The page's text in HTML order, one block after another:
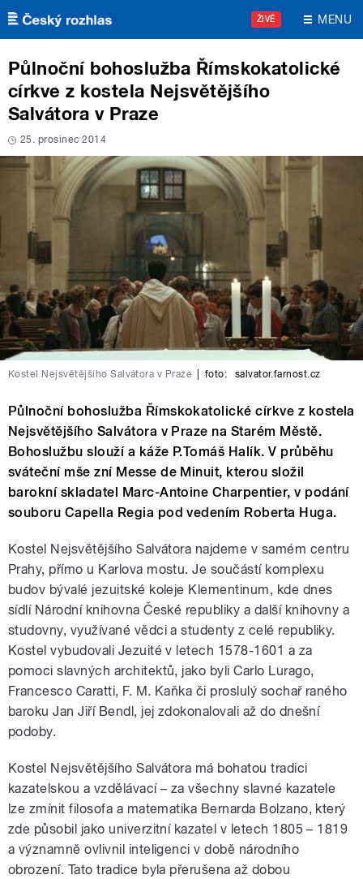
Přejít k hlavnímu obsahu
ŽIVĚ MENU
Půlnoční bohoslužba Římskokatolické
církve z kostela Nejsvětějšího
Salvátora v Praze
25. prosinec 2014
Kostel Nejsvětějšího Salvátora v Praze foto: salvator.farnost.cz
Půlnoční bohoslužba Římskokatolické církve z kostela
Nejsvětějšího Salvátora v Praze na Starém Městě.
Bohoslužbu slouží a káže P.Tomáš Halík. V průběhu
sváteční mše zní Messe de Minuit, kterou složil
barokní skladatel Marc-Antoine Charpentier, v podání
souboru Capella Regia pod vedením Roberta Huga.
Kostel Nejsvětějšího Salvátora najdeme v samém centru
Prahy, přímo u Karlova mostu. Je součástí komplexu
budov bývalé jezuitské koleje Klementinum, kde dnes
sídlí Národní knihovna České republiky a další knihovny a
studovny, využívané vědci a studenty z celé republiky.
Kostel vybudovali Jezuité v letech 1578-1601 a za
pomoci slavných architektů, jako byli Carlo Lurago,
Francesco Caratti, F. M. Kaňka či proslulý sochař raného
baroku Jan Jiří Bendl, jej zdokonalovali až do dnešní
podoby.
Kostel Nejsvětějšího Salvátora má bohatou tradici
kazatelskou a vzdělávací – za všechny slavné kazatele
lze zmínit filosofa a matematika Bernarda Bolzano, který
zde působil jako univerzitní kazatel v letech 1805 – 1819
a významně ovlivnil inteligenci v době národního
obrození. Tato tradice byla přerušena až dobou